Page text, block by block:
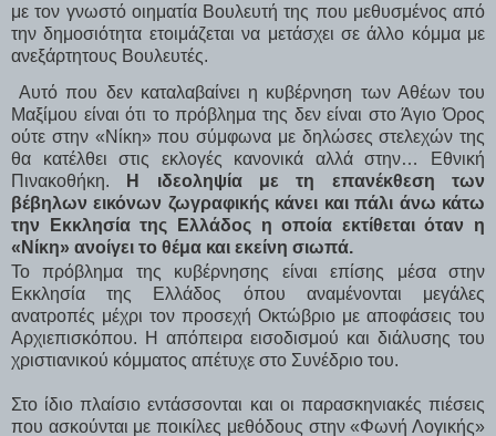
με τον γνωστό οιηματία Βουλευτή της που μεθυσμένος από
την δημοσιότητα ετοιμάζεται να μετάσχει σε άλλο κόμμα με
ανεξάρτητους Βουλευτές.
Αυτό που δεν καταλαβαίνει η κυβέρνηση των Αθέων του
Μαξίμου είναι ότι το πρόβλημα της δεν είναι στο Άγιο Όρος
ούτε στην «Νίκη» που σύμφωνα με δηλώσες στελεχών της
θα κατέλθει στις εκλογές κανονικά αλλά στην… Εθνική
Πινακοθήκη.
Η ιδεοληψία με τη επανέκθεση των
βέβηλων εικόνων ζωγραφικής κάνει και πάλι άνω κάτω
την Εκκλησία της Ελλάδος η οποία εκτίθεται όταν η
«Νίκη» ανοίγει το θέμα και εκείνη σιωπά.
Το πρόβλημα της κυβέρνησης είναι επίσης μέσα στην
Εκκλησία της Ελλάδος όπου αναμένονται μεγάλες
ανατροπές μέχρι τον προσεχή Οκτώβριο με αποφάσεις του
Αρχιεπισκόπου. Η απόπειρα εισοδισμού και διάλυσης του
χριστιανικού κόμματος απέτυχε στο Συνέδριο του.
Στο ίδιο πλαίσιο εντάσσονται και οι παρασκηνιακές πιέσεις
που ασκούνται με ποικίλες μεθόδους στην «Φωνή Λογικής»